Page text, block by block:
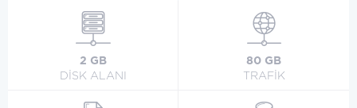
2 GB
DİSK ALANI
80 GB
TRAFİK